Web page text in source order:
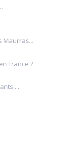
Maurras...
France ?